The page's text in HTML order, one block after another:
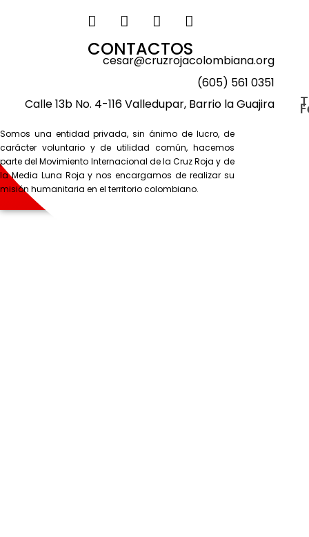
Somos una entidad privada, sin ánimo de lucro, de
carácter voluntario y de utilidad común, hacemos
parte del Movimiento Internacional de la Cruz Roja y de
la Media Luna Roja y nos encargamos de realizar su
misión humanitaria en el territorio colombiano.
CONTACTOS
cesar@cruzrojacolombiana.org
(605) 561 0351
Calle 13b No. 4-116 Valledupar, Barrio la Guajira